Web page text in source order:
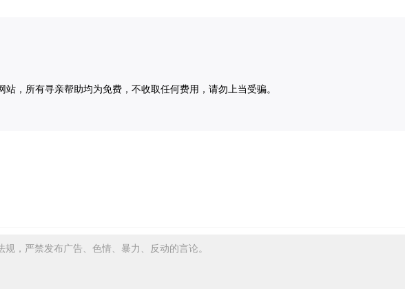
站，所有寻亲帮助均为免费，不收取任何费用，请勿上当受骗。
，严禁发布广告、色情、暴力、反动的言论。